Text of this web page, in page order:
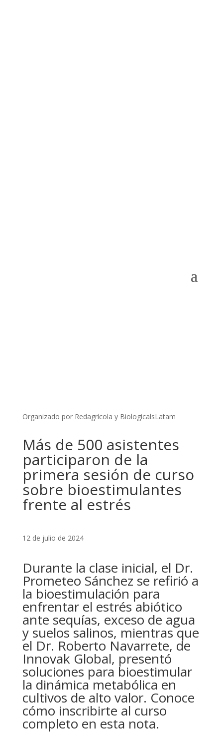
Organizado por Redagrícola y BiologicalsLatam
Más de 500 asistentes
participaron de la
primera sesión de curso
sobre bioestimulantes
frente al estrés
12 de julio de 2024
Durante la clase inicial, el Dr.
Prometeo Sánchez se refirió a
la bioestimulación para
enfrentar el estrés abiótico
ante sequías, exceso de agua
y suelos salinos, mientras que
el Dr. Roberto Navarrete, de
Innovak Global, presentó
soluciones para bioestimular
la dinámica metabólica en
cultivos de alto valor. Conoce
cómo inscribirte al curso
completo en esta nota.